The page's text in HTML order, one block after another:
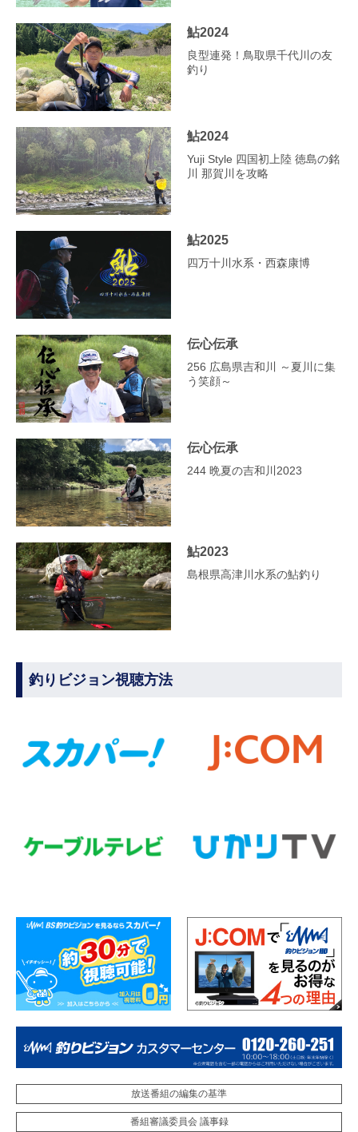
鮎2024
良型連発！鳥取県千代川の友
釣り
鮎2024
Yuji Style 四国初上陸 徳島の銘
川 那賀川を攻略
鮎2025
四万十川水系・西森康博
伝心伝承
256 広島県吉和川 ～夏川に集
う笑顔～
伝心伝承
244 晩夏の吉和川2023
鮎2023
島根県高津川水系の鮎釣り
釣りビジョン視聴方法
放送番組の編集の基準
番組審議委員会 議事録